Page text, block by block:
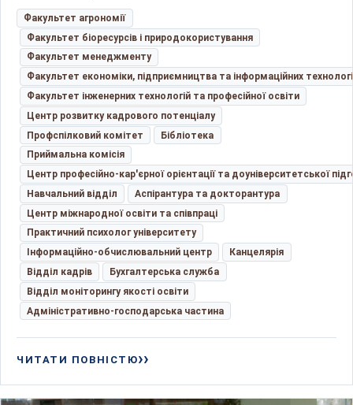
Факультет агрономії
Факультет біоресурсів і природокористування
Факультет менеджменту
Факультет економіки, підприємництва та інформаційних
Факультет інженерних технологій та професійної освіти
Центр розвитку кадрового потенціалу
Профспілковий комітет
Бібліотека
Приймальна комісія
Центр професійно-кар'єрної орієнтації та доуніверситетської
Навчальний відділ
Аспірантура та докторантура
Центр міжнародної освіти та співпраці
Практичний психолог університету
Інформаційно-обчислювальний центр
Канцелярія
Відділ кадрів
Бухгалтерська служба
Відділ моніторингу якості освіти
Адміністративно-господарська частина
ЧИТАТИ ПОВНІСТЮ